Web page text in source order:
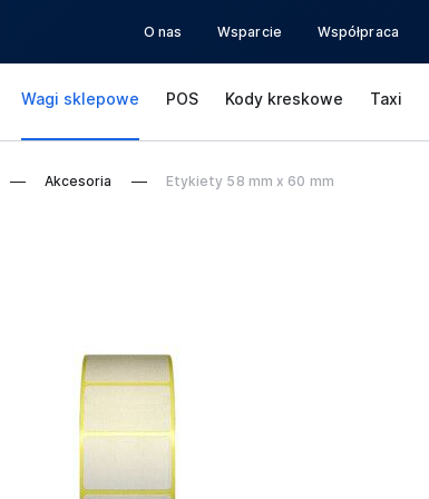
O nas Wsparcie Współpraca
Wagi sklepowe POS Kody kreskowe Taxi
Akcesoria Etykiety 58 mm x 60 mm